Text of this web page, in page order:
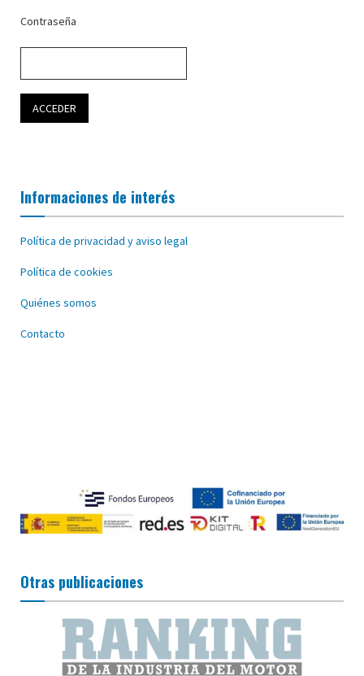
Contraseña
Informaciones de interés
Política de privacidad y aviso legal
Política de cookies
Quiénes somos
Contacto
Otras publicaciones